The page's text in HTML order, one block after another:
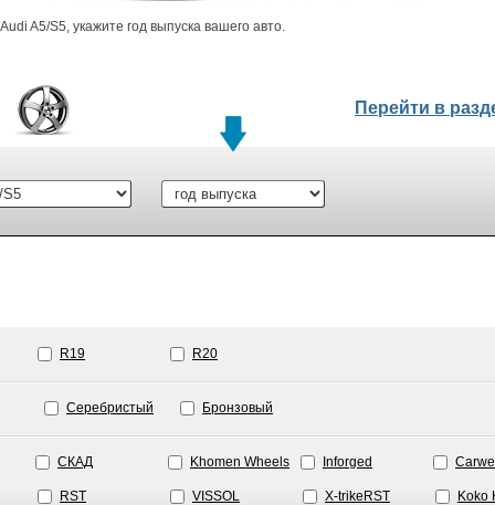
A5/S5, укажите год выпуска вашего авто.
Перейти в
R19 R20
Серебристый Бронзовый
СКАД Khomen Wheels Inforged
RST VISSOL X-trikeRST Koko